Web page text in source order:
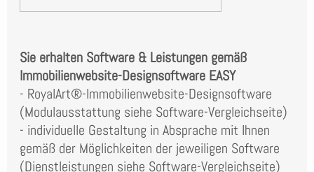
Sie erhalten Software & Leistungen gemäß
Immobilienwebsite-Designsoftware EASY
- RoyalArt®-Immobilienwebsite-Designsoftware
(Modulausstattung siehe Software-Vergleichseite)
- individuelle Gestaltung in Absprache mit Ihnen
gemäß der Möglichkeiten der jeweiligen Software
(Dienstleistungen siehe Software-Vergleichseite)